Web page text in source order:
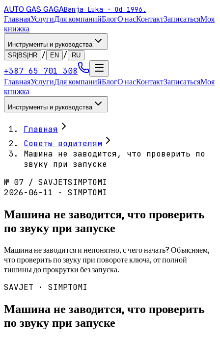
AUTO GAS GAGABanja Luka · Od 1996.
ГлавнаяУслугиДля компанийБлогО насКонтактЗаписатьсяМоя
книжка
Инструменты и руководства
SR|BS|HR
/ EN / RU
+387 65 701 308
ГлавнаяУслугиДля компанийБлогО насКонтактЗаписатьсяМоя
книжка
Инструменты и руководства
Главная
Советы водителям
Машина не заводится, что проверить по
звуку при запуске
№ 07 / SAVJETSIMPTOMI
2026-06-11 · SIMPTOMI
Машина не заводится, что проверить
по звуку при запуске
Машина не заводится и непонятно, с чего начать? Объясняем,
что проверить по звуку при повороте ключа, от полной
тишины до прокрутки без запуска.
SAVJET · SIMPTOMI
Машина не заводится, что проверить
по звуку при запуске